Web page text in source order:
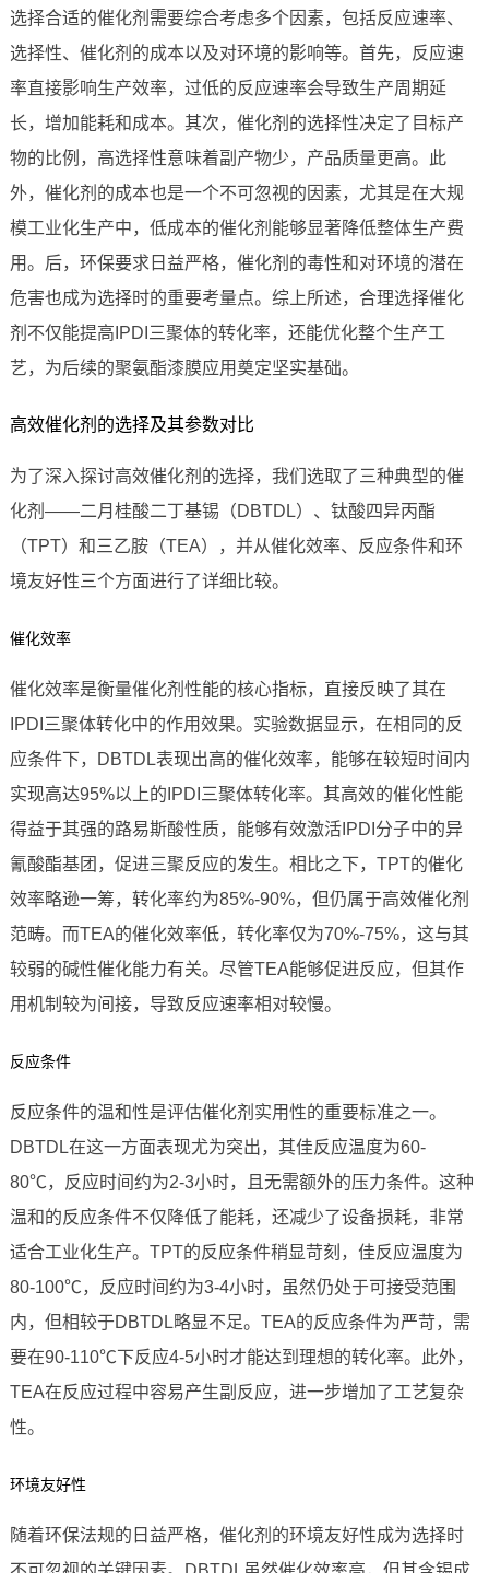
选择合适的催化剂需要综合考虑多个因素，包括反应速率、
选择性、催化剂的成本以及对环境的影响等。首先，反应速
率直接影响生产效率，过低的反应速率会导致生产周期延
长，增加能耗和成本。其次，催化剂的选择性决定了目标产
物的比例，高选择性意味着副产物少，产品质量更高。此
外，催化剂的成本也是一个不可忽视的因素，尤其是在大规
模工业化生产中，低成本的催化剂能够显著降低整体生产费
用。后，环保要求日益严格，催化剂的毒性和对环境的潜在
危害也成为选择时的重要考量点。综上所述，合理选择催化
剂不仅能提高IPDI三聚体的转化率，还能优化整个生产工
艺，为后续的聚氨酯漆膜应用奠定坚实基础。
高效催化剂的选择及其参数对比
为了深入探讨高效催化剂的选择，我们选取了三种典型的催
化剂——二月桂酸二丁基锡（DBTDL）、钛酸四异丙酯
（TPT）和三乙胺（TEA），并从催化效率、反应条件和环
境友好性三个方面进行了详细比较。
催化效率
催化效率是衡量催化剂性能的核心指标，直接反映了其在
IPDI三聚体转化中的作用效果。实验数据显示，在相同的反
应条件下，DBTDL表现出高的催化效率，能够在较短时间内
实现高达95%以上的IPDI三聚体转化率。其高效的催化性能
得益于其强的路易斯酸性质，能够有效激活IPDI分子中的异
氰酸酯基团，促进三聚反应的发生。相比之下，TPT的催化
效率略逊一筹，转化率约为85%-90%，但仍属于高效催化剂
范畴。而TEA的催化效率低，转化率仅为70%-75%，这与其
较弱的碱性催化能力有关。尽管TEA能够促进反应，但其作
用机制较为间接，导致反应速率相对较慢。
反应条件
反应条件的温和性是评估催化剂实用性的重要标准之一。
DBTDL在这一方面表现尤为突出，其佳反应温度为60-
80℃，反应时间约为2-3小时，且无需额外的压力条件。这种
温和的反应条件不仅降低了能耗，还减少了设备损耗，非常
适合工业化生产。TPT的反应条件稍显苛刻，佳反应温度为
80-100℃，反应时间约为3-4小时，虽然仍处于可接受范围
内，但相较于DBTDL略显不足。TEA的反应条件为严苛，需
要在90-110℃下反应4-5小时才能达到理想的转化率。此外，
TEA在反应过程中容易产生副反应，进一步增加了工艺复杂
性。
环境友好性
随着环保法规的日益严格，催化剂的环境友好性成为选择时